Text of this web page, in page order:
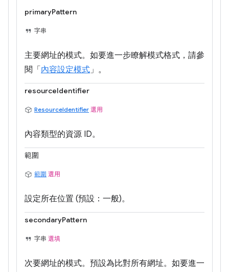
primaryPattern
字串
主要網址的模式。如要進一步瞭解模式格式，請參
閱「 內容設定模式」。
resourceIdentifier
ResourceIdentifier 選用
內容類型的資源 ID。
範圍
範圍 選用
設定所在位置 (預設：一般)。
secondaryPattern
字串 選填
次要網址的模式。預設為比對所有網址。如要進一